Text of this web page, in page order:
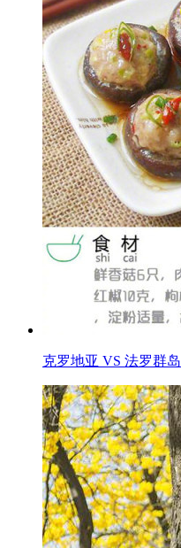
克罗地亚 VS 法罗群岛